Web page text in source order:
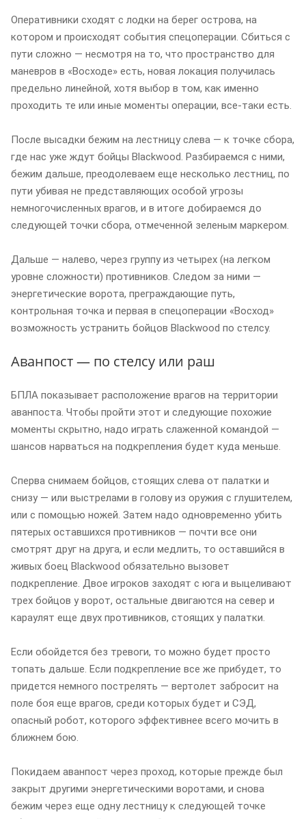
Оперативники сходят с лодки на берег острова, на
котором и происходят события спецоперации. Сбиться с
пути сложно — несмотря на то, что пространство для
маневров в «Восходе» есть, новая локация получилась
предельно линейной, хотя выбор в том, как именно
проходить те или иные моменты операции, все-таки есть.
После высадки бежим на лестницу слева — к точке сбора,
где нас уже ждут бойцы Blackwood. Разбираемся с ними,
бежим дальше, преодолеваем еще несколько лестниц, по
пути убивая не представляющих особой угрозы
немногочисленных врагов, и в итоге добираемся до
следующей точки сбора, отмеченной зеленым маркером.
Дальше — налево, через группу из четырех (на легком
уровне сложности) противников. Следом за ними —
энергетические ворота, преграждающие путь,
контрольная точка и первая в спецоперации «Восход»
возможность устранить бойцов Blackwood по стелсу.
Аванпост — по стелсу или раш
БПЛА показывает расположение врагов на территории
аванпоста. Чтобы пройти этот и следующие похожие
моменты скрытно, надо играть слаженной командой —
шансов нарваться на подкрепления будет куда меньше.
Сперва снимаем бойцов, стоящих слева от палатки и
снизу — или выстрелами в голову из оружия с глушителем,
или с помощью ножей. Затем надо одновременно убить
пятерых оставшихся противников — почти все они
смотрят друг на друга, и если медлить, то оставшийся в
живых боец Blackwood обязательно вызовет
подкрепление. Двое игроков заходят с юга и выцеливают
трех бойцов у ворот, остальные двигаются на север и
караулят еще двух противников, стоящих у палатки.
Если обойдется без тревоги, то можно будет просто
топать дальше. Если подкрепление все же прибудет, то
придется немного пострелять — вертолет забросит на
поле боя еще врагов, среди которых будет и СЭД,
опасный робот, которого эффективнее всего мочить в
ближнем бою.
Покидаем аванпост через проход, которые прежде был
закрыт другими энергетическими воротами, и снова
бежим через еще одну лестницу к следующей точке